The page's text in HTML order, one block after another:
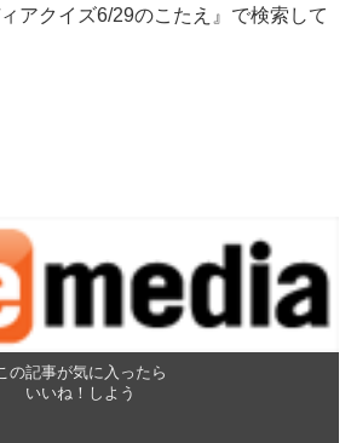
アクイズ6/29のこたえ』で検索して
の記事が気に入ったら
いいね！しよう